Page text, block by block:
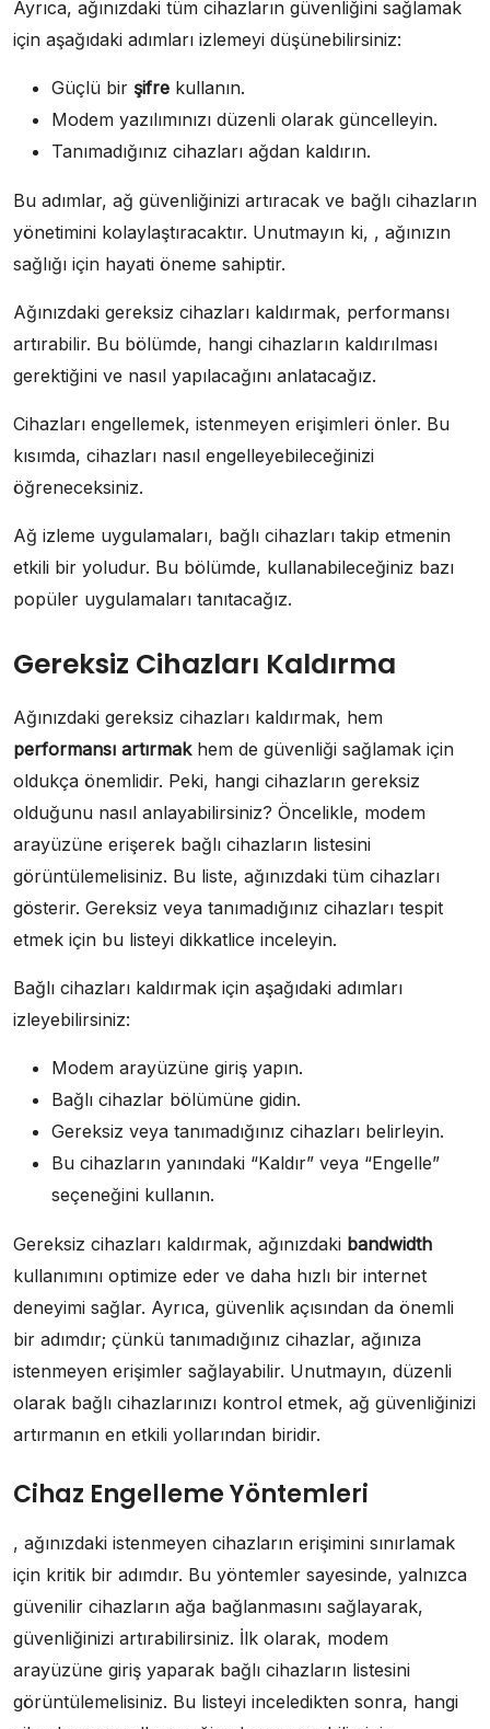
Ayrıca, ağınızdaki tüm cihazların güvenliğini sağlamak
için aşağıdaki adımları izlemeyi düşünebilirsiniz:
Güçlü bir şifre kullanın.
Modem yazılımınızı düzenli olarak güncelleyin.
Tanımadığınız cihazları ağdan kaldırın.
Bu adımlar, ağ güvenliğinizi artıracak ve bağlı cihazların
yönetimini kolaylaştıracaktır. Unutmayın ki, , ağınızın
sağlığı için hayati öneme sahiptir.
Ağınızdaki gereksiz cihazları kaldırmak, performansı
artırabilir. Bu bölümde, hangi cihazların kaldırılması
gerektiğini ve nasıl yapılacağını anlatacağız.
Cihazları engellemek, istenmeyen erişimleri önler. Bu
kısımda, cihazları nasıl engelleyebileceğinizi
öğreneceksiniz.
Ağ izleme uygulamaları, bağlı cihazları takip etmenin
etkili bir yoludur. Bu bölümde, kullanabileceğiniz bazı
popüler uygulamaları tanıtacağız.
Gereksiz Cihazları Kaldırma
Ağınızdaki gereksiz cihazları kaldırmak, hem
performansı artırmakhem de güvenliği sağlamak için
oldukça önemlidir. Peki, hangi cihazların gereksiz
olduğunu nasıl anlayabilirsiniz? Öncelikle, modem
arayüzüne erişerek bağlı cihazların listesini
görüntülemelisiniz. Bu liste, ağınızdaki tüm cihazları
gösterir. Gereksiz veya tanımadığınız cihazları tespit
etmek için bu listeyi dikkatlice inceleyin.
Bağlı cihazları kaldırmak için aşağıdaki adımları
izleyebilirsiniz:
Modem arayüzüne giriş yapın.
Bağlı cihazlar bölümüne gidin.
Gereksiz veya tanımadığınız cihazları belirleyin.
Bu cihazların yanındaki “Kaldır” veya “Engelle”
seçeneğini kullanın.
Gereksiz cihazları kaldırmak, ağınızdaki bandwidth
kullanımını optimize eder ve daha hızlı bir internet
deneyimi sağlar. Ayrıca, güvenlik açısından da önemli
bir adımdır; çünkü tanımadığınız cihazlar, ağınıza
istenmeyen erişimler sağlayabilir. Unutmayın, düzenli
olarak bağlı cihazlarınızı kontrol etmek, ağ güvenliğinizi
artırmanın en etkili yollarından biridir.
Cihaz Engelleme Yöntemleri
, ağınızdaki istenmeyen cihazların erişimini sınırlamak
için kritik bir adımdır. Bu yöntemler sayesinde, yalnızca
güvenilir cihazların ağa bağlanmasını sağlayarak,
güvenliğinizi artırabilirsiniz. İlk olarak, modem
arayüzüne giriş yaparak bağlı cihazların listesini
görüntülemelisiniz. Bu listeyi inceledikten sonra, hangi